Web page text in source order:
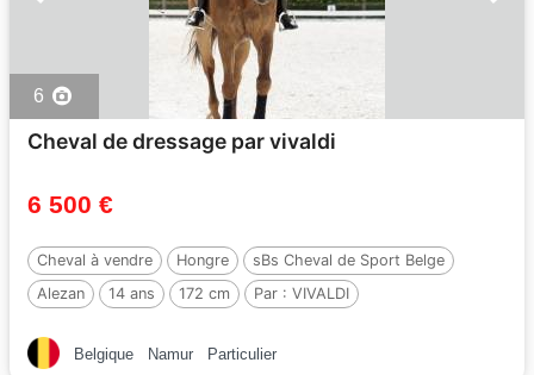
6
Cheval de dressage par vivaldi
6 500 €
Cheval à vendre Hongre
sBs Cheval de Sport Belge
Alezan
14 ans 172 cm Par : VIVALDI
Belgique Namur Particulier